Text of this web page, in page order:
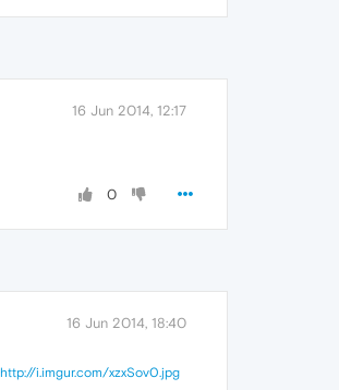
16 Jun 2014, 12:17
0
16 Jun 2014, 18:40
http://i.imgur.com/xzxSov0.jpg